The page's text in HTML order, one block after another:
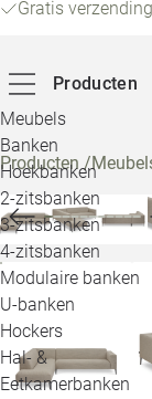
Gratis
Producten
Meubels
Banken
Hoekbanken
2-zitsbanken
3-zitsbanken
4-zitsbanken
Modulaire banken
U-banken
Hockers
Hal- &
Eetkamerbanken
Producten/